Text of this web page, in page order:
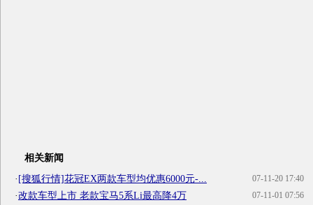
相关新闻
07-11-20 17:40
·[搜狐行情]花冠EX两款车型均优惠6000元-...
07-11-01 07:56
·改款车型上市 老款宝马5系Li最高降4万